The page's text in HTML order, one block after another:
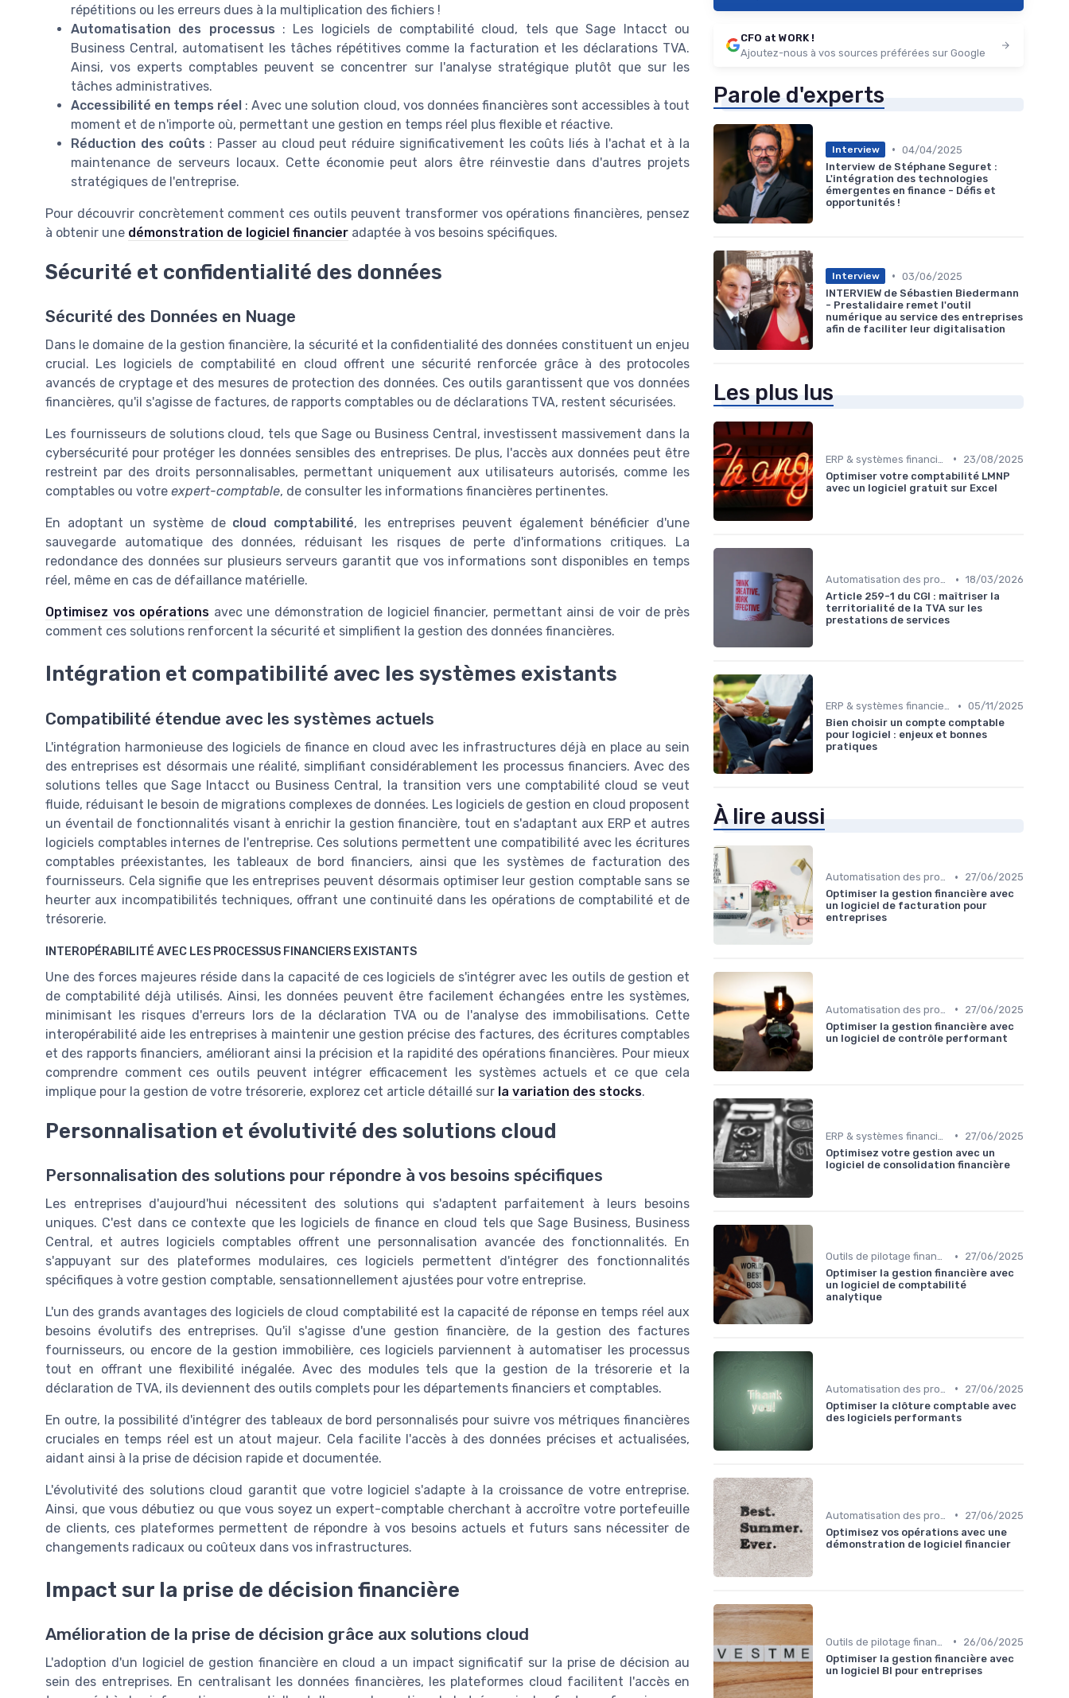
répétitions ou les erreurs dues à la multiplication des fichiers !
Automatisation des processus : Les logiciels de comptabilité cloud, tels que Sage Intacct ou
Business Central, automatisent les tâches répétitives comme la facturation et les déclarations TVA.
Ainsi, vos experts comptables peuvent se concentrer sur l'analyse stratégique plutôt que sur les
tâches administratives.
Accessibilité en temps réel : Avec une solution cloud, vos données financières sont accessibles à tout
moment et de n'importe où, permettant une gestion en temps réel plus flexible et réactive.
Réduction des coûts : Passer au cloud peut réduire significativement les coûts liés à l'achat et à la
maintenance de serveurs locaux. Cette économie peut alors être réinvestie dans d'autres projets
stratégiques de l'entreprise.
Pour découvrir concrètement comment ces outils peuvent transformer vos opérations financières, pensez
à obtenir une démonstration de logiciel financier adaptée à vos besoins spécifiques.
Sécurité et confidentialité des données
Sécurité des Données en Nuage
Dans le domaine de la gestion financière, la sécurité et la confidentialité des données constituent un enjeu
crucial. Les logiciels de comptabilité en cloud offrent une sécurité renforcée grâce à des protocoles
avancés de cryptage et des mesures de protection des données. Ces outils garantissent que vos données
financières, qu'il s'agisse de factures, de rapports comptables ou de déclarations TVA, restent sécurisées.
Les fournisseurs de solutions cloud, tels que Sage ou Business Central, investissent massivement dans la
cybersécurité pour protéger les données sensibles des entreprises. De plus, l'accès aux données peut être
restreint par des droits personnalisables, permettant uniquement aux utilisateurs autorisés, comme les
comptables ou votre expert-comptable, de consulter les informations financières pertinentes.
En adoptant un système de cloud comptabilité, les entreprises peuvent également bénéficier d'une
sauvegarde automatique des données, réduisant les risques de perte d'informations critiques. La
redondance des données sur plusieurs serveurs garantit que vos informations sont disponibles en temps
réel, même en cas de défaillance matérielle.
Optimisez vos opérations avec une démonstration de logiciel financier, permettant ainsi de voir de près
comment ces solutions renforcent la sécurité et simplifient la gestion des données financières.
Intégration et compatibilité avec les systèmes existants
Compatibilité étendue avec les systèmes actuels
L'intégration harmonieuse des logiciels de finance en cloud avec les infrastructures déjà en place au sein
des entreprises est désormais une réalité, simplifiant considérablement les processus financiers. Avec des
solutions telles que Sage Intacct ou Business Central, la transition vers une comptabilité cloud se veut
fluide, réduisant le besoin de migrations complexes de données. Les logiciels de gestion en cloud proposent
un éventail de fonctionnalités visant à enrichir la gestion financière, tout en s'adaptant aux ERP et autres
logiciels comptables internes de l'entreprise. Ces solutions permettent une compatibilité avec les écritures
comptables préexistantes, les tableaux de bord financiers, ainsi que les systèmes de facturation des
fournisseurs. Cela signifie que les entreprises peuvent désormais optimiser leur gestion comptable sans se
heurter aux incompatibilités techniques, offrant une continuité dans les opérations de comptabilité et de
trésorerie.
INTEROPÉRABILITÉ AVEC LES PROCESSUS FINANCIERS EXISTANTS
Une des forces majeures réside dans la capacité de ces logiciels de s'intégrer avec les outils de gestion et
de comptabilité déjà utilisés. Ainsi, les données peuvent être facilement échangées entre les systèmes,
minimisant les risques d'erreurs lors de la déclaration TVA ou de l'analyse des immobilisations. Cette
interopérabilité aide les entreprises à maintenir une gestion précise des factures, des écritures comptables
et des rapports financiers, améliorant ainsi la précision et la rapidité des opérations financières. Pour mieux
comprendre comment ces outils peuvent intégrer efficacement les systèmes actuels et ce que cela
implique pour la gestion de votre trésorerie, explorez cet article détaillé sur la variation des stocks.
Personnalisation et évolutivité des solutions cloud
Personnalisation des solutions pour répondre à vos besoins spécifiques
Les entreprises d'aujourd'hui nécessitent des solutions qui s'adaptent parfaitement à leurs besoins
uniques. C'est dans ce contexte que les logiciels de finance en cloud tels que Sage Business, Business
Central, et autres logiciels comptables offrent une personnalisation avancée des fonctionnalités. En
s'appuyant sur des plateformes modulaires, ces logiciels permettent d'intégrer des fonctionnalités
spécifiques à votre gestion comptable, sensationnellement ajustées pour votre entreprise.
L'un des grands avantages des logiciels de cloud comptabilité est la capacité de réponse en temps réel aux
besoins évolutifs des entreprises. Qu'il s'agisse d'une gestion financière, de la gestion des factures
fournisseurs, ou encore de la gestion immobilière, ces logiciels parviennent à automatiser les processus
tout en offrant une flexibilité inégalée. Avec des modules tels que la gestion de la trésorerie et la
déclaration de TVA, ils deviennent des outils complets pour les départements financiers et comptables.
En outre, la possibilité d'intégrer des tableaux de bord personnalisés pour suivre vos métriques financières
cruciales en temps réel est un atout majeur. Cela facilite l'accès à des données précises et actualisées,
aidant ainsi à la prise de décision rapide et documentée.
L'évolutivité des solutions cloud garantit que votre logiciel s'adapte à la croissance de votre entreprise.
Ainsi, que vous débutiez ou que vous soyez un expert-comptable cherchant à accroître votre portefeuille
de clients, ces plateformes permettent de répondre à vos besoins actuels et futurs sans nécessiter de
changements radicaux ou coûteux dans vos infrastructures.
Impact sur la prise de décision financière
Amélioration de la prise de décision grâce aux solutions cloud
L'adoption d'un logiciel de gestion financière en cloud a un impact significatif sur la prise de décision au
sein des entreprises. En centralisant les données financières, les plateformes cloud facilitent l'accès en
CFO at WORK !
Ajoutez-nous à vos sources préférées sur Google
Parole d'experts
Interview • 04/04/2025
Interview de Stéphane Seguret :
L'intégration des technologies
émergentes en finance - Défis et
opportunités !
Interview • 03/06/2025
INTERVIEW de Sébastien Biedermann
- Prestalidaire remet l'outil
numérique au service des entreprises
afin de faciliter leur digitalisation
Les plus lus
•
23/08/2025
Optimiser votre comptabilité LMNP
avec un logiciel gratuit sur Excel
Automatisation des processus financiers • 18/03/2026
Article 259-1 du CGI : maîtriser la
territorialité de la TVA sur les
prestations de services
ERP & systèmes financiers • 05/11/2025
Bien choisir un compte comptable
pour logiciel : enjeux et bonnes
pratiques
À lire aussi
Automatisation des processus financiers •
27/06/2025
Optimiser la gestion financière avec
un logiciel de facturation pour
entreprises
•
27/06/2025
Optimiser la gestion financière avec
un logiciel de contrôle performant
•
27/06/2025
Optimisez votre gestion avec un
logiciel de consolidation financière
Outils de pilotage financier & EPM •
27/06/2025
Optimiser la gestion financière avec
un logiciel de comptabilité
analytique
•
27/06/2025
Optimiser la clôture comptable avec
des logiciels performants
•
27/06/2025
Optimisez vos opérations avec une
démonstration de logiciel financier
•
26/06/2025
Optimiser la gestion financière avec
un logiciel BI pour entreprises